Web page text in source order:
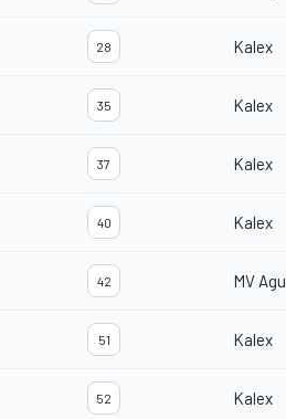
28 Kalex
35 Kalex
37 Kalex
40 Kalex
42 MV
51 Kalex
52 Kalex